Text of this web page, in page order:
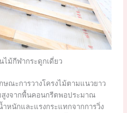
ม้กีฬากระดูกเดี่ยว
ษณะการวางโครงไม้ตามแนวยาว
งจากพื้นคอนกรีตพอประมาณ
หนักและแรงกระแทกจากการวิ่ง